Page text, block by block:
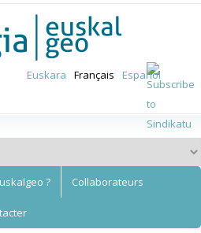
Euskara Français Español
? Collaborateurs